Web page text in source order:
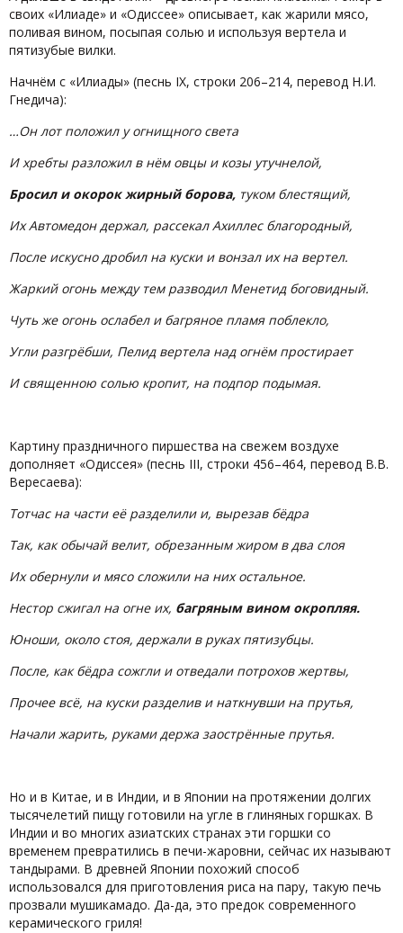
своих «Илиаде» и «Одиссее» описывает, как жарили мясо,
поливая вином, посыпая солью и используя вертела и
пятизубые вилки.
Начнём с «Илиады» (песнь IX, строки 206–214, перевод Н.И.
Гнедича):
…Он лот положил у огнищного света
И хребты разложил в нём овцы и козы утучнелой,
Бросил и окорок жирный борова, туком блестящий,
Их Автомедон держал, рассекал Ахиллес благородный,
После искусно дробил на куски и вонзал их на вертел.
Жаркий огонь между тем разводил Менетид боговидный.
Чуть же огонь ослабел и багряное пламя поблекло,
Угли разгрёбши, Пелид вертела над огнём простирает
И священною солью кропит, на подпор подымая.
Картину праздничного пиршества на свежем воздухе
дополняет «Одиссея» (песнь III, строки 456–464, перевод В.В.
Вересаева):
Тотчас на части её разделили и, вырезав бёдра
Так, как обычай велит, обрезанным жиром в два слоя
Их обернули и мясо сложили на них остальное.
Нестор сжигал на огне их, багряным вином окропляя.
Юноши, около стоя, держали в руках пятизубцы.
После, как бёдра сожгли и отведали потрохов жертвы,
Прочее всё, на куски разделив и наткнувши на прутья,
Начали жарить, руками держа заострённые прутья.
Но и в Китае, и в Индии, и в Японии на протяжении долгих
тысячелетий пищу готовили на угле в глиняных горшках. В
Индии и во многих азиатских странах эти горшки со
временем превратились в печи-жаровни, сейчас их называют
тандырами. В древней Японии похожий способ
использовался для приготовления риса на пару, такую печь
прозвали мушикамадо. Да-да, это предок современного
керамического гриля!